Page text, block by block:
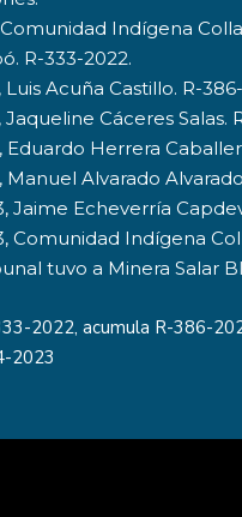
Comunidad Indígena
R-333-2022.
Acuña Castillo. R-
Cáceres Salas.
Herrera
Alvarado
Jaime Echeverría
Comunidad Indígena
tuvo a Minera Salar
2022, acumula R-386-
2023